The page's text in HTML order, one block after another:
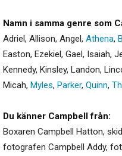
Namn i samma genre som
Adriel, Allison, Angel, Athena,
Easton, Ezekiel, Gael, Isaiah,
Kennedy, Kinsley, Landon,
Micah, Myles, Parker, Quinn,
Du känner Campbell från:
Boxaren Campbell Hatton,
fotografen Campbell Addy,